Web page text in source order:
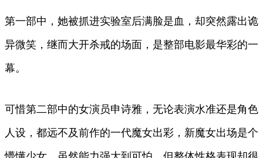
第一部中，她被抓进实验室后满脸是血，却突然露出诡
异微笑，继而大开杀戒的场面，是整部电影最华彩的一
幕。
可惜第二部中的女演员申诗雅，无论表演水准还是角色
人设，都远不及前作的一代魔女出彩，新魔女出场是个